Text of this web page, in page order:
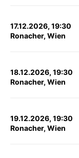
17.12.2026, 19:30
Ronacher, Wien
18.12.2026, 19:30
Ronacher, Wien
19.12.2026, 19:30
Ronacher, Wien